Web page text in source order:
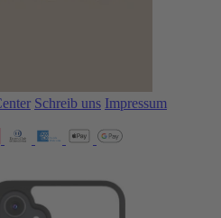
Schreib uns Impressum